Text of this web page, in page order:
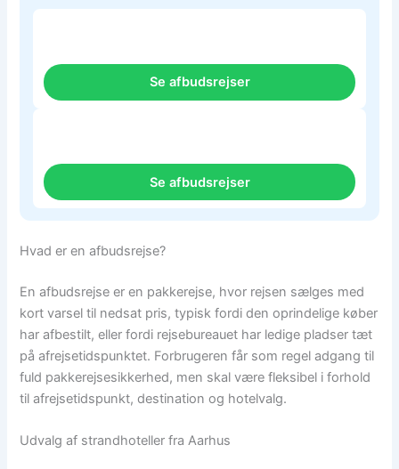
Se afbudsrejser
Se afbudsrejser
Hvad er en afbudsrejse?
En afbudsrejse er en pakkerejse, hvor rejsen sælges med
kort varsel til nedsat pris, typisk fordi den oprindelige køber
har afbestilt, eller fordi rejsebureauet har ledige pladser tæt
på afrejsetidspunktet. Forbrugeren får som regel adgang til
fuld pakkerejsesikkerhed, men skal være fleksibel i forhold
til afrejsetidspunkt, destination og hotelvalg.
Udvalg af strandhoteller fra Aarhus